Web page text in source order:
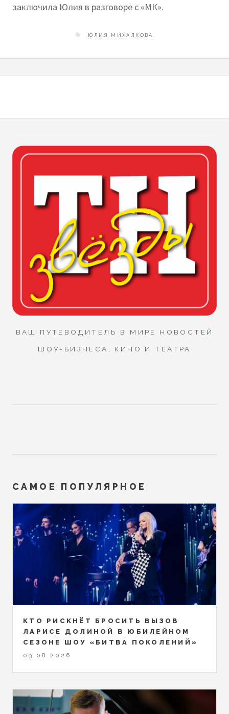
заключила Юлия в разговоре с «МК».
ЮЛИЯ МИХАЛКОВА
ВАШ ПУТЕВОДИТЕЛЬ В МИРЕ НОВОСТЕЙ
ШОУ-БИЗНЕСА, КИНО И ТЕАТРА
САМОЕ ПОПУЛЯРНОЕ
КТО РИСКНЁТ БРОСИТЬ ВЫЗОВ
ЛАРИСЕ ДОЛИНОЙ В ЮБИЛЕЙНОМ
СЕЗОНЕ ШОУ «БИТВА ПОКОЛЕНИЙ»
03.08.2026